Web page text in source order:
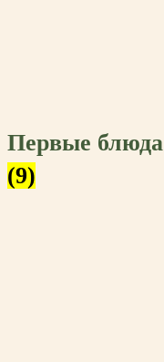
Первые блюда
(9)